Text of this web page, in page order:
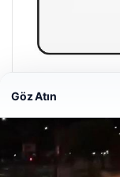
Hastaş Beton
Göz Atın